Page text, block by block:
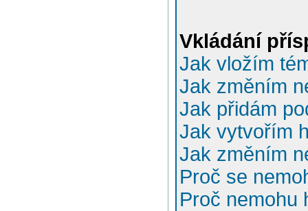
Vkládání
Jak vložím
Jak změním
Jak přidám
Jak vytvořím
Jak změním
Proč se
Proč nemohu